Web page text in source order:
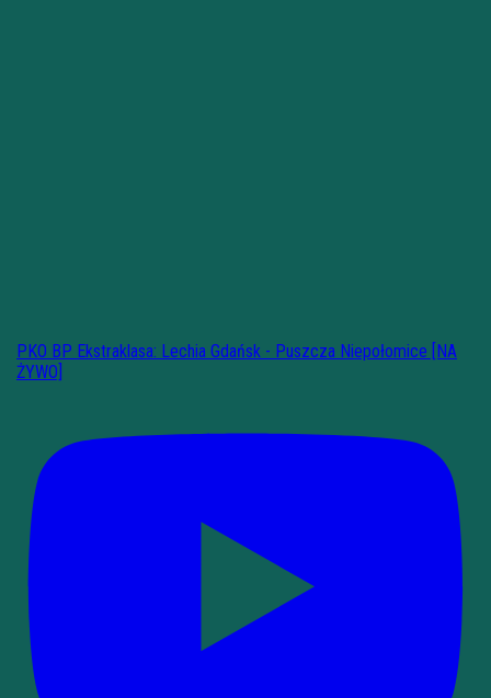
PKO BP Ekstraklasa: Lechia Gdańsk - Puszcza Niepołomice [NA
ŻYWO]